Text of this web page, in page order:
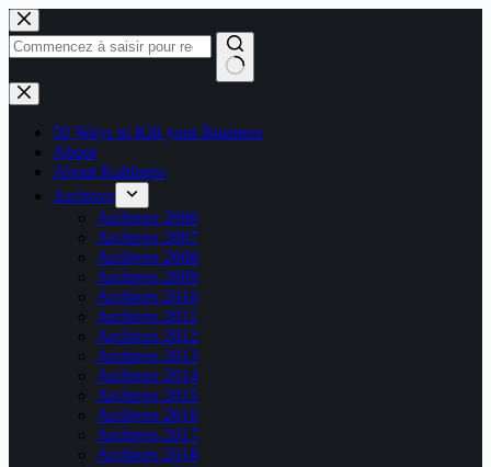
Passer
au
contenu
Aucun
résultat
50 Ways to Kill your Business
About
About Kablages
Archives
Archives 2006
Archives 2007
Archives 2008
Archives 2009
Archives 2010
Archives 2011
Archives 2012
Archives 2013
Archives 2014
Archives 2015
Archives 2016
Archives 2017
Archives 2018